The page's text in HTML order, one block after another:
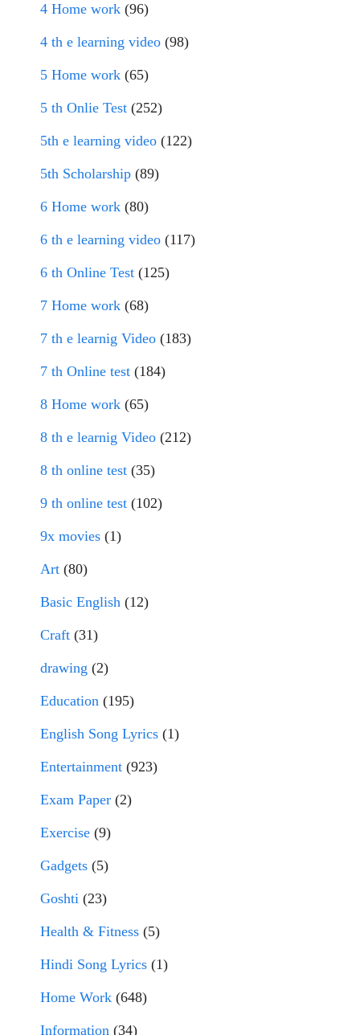
4 Home work (96)
4 th e learning video (98)
5 Home work (65)
5 th Onlie Test (252)
5th e learning video (122)
5th Scholarship (89)
6 Home work (80)
6 th e learning video (117)
6 th Online Test (125)
7 Home work (68)
7 th e learnig Video (183)
7 th Online test (184)
8 Home work (65)
8 th e learnig Video (212)
8 th online test (35)
9 th online test (102)
9x movies (1)
Art (80)
Basic English (12)
Craft (31)
drawing (2)
Education (195)
English Song Lyrics (1)
Entertainment (923)
Exam Paper (2)
Exercise (9)
Gadgets (5)
Goshti (23)
Health & Fitness (5)
Hindi Song Lyrics (1)
Home Work (648)
Information (34)